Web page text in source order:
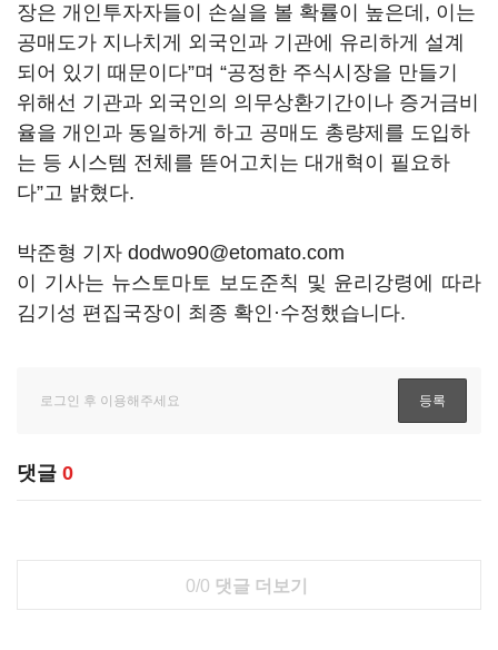
장은 개인투자자들이 손실을 볼 확률이 높은데, 이는
공매도가 지나치게 외국인과 기관에 유리하게 설계
되어 있기 때문이다”며 “공정한 주식시장을 만들기
위해선 기관과 외국인의 의무상환기간이나 증거금비
율을 개인과 동일하게 하고 공매도 총량제를 도입하
는 등 시스템 전체를 뜯어고치는 대개혁이 필요하
다”고 밝혔다.
박준형 기자 dodwo90@etomato.com
이 기사는 뉴스토마토 보도준칙 및 윤리강령에 따라
김기성 편집국장이 최종 확인·수정했습니다.
댓글 0
0/0 댓글 더보기